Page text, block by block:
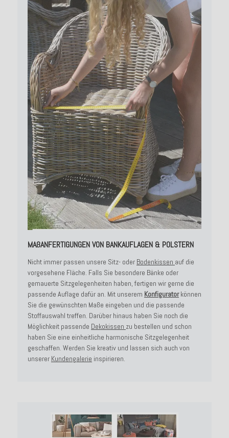
MAßANFERTIGUNGEN VON BANKAUFLAGEN & POLSTERN
Nicht immer passen unsere Sitz- oder Bodenkissen auf die
vorgesehene Fläche. Falls Sie besondere Bänke oder
gemauerte Sitzgelegenheiten haben, fertigen wir gerne die
passende Auflage dafür an. Mit unserem Konfigurator können
Sie die gewünschten Maße eingeben und die passende
Stoffauswahl treffen. Darüber hinaus haben Sie noch die
Möglichkeit passende Dekokissen zu bestellen und schon
haben Sie eine einheitliche harmonische Sitzgelegenheit
geschaffen. Werden Sie kreativ und lassen sich auch von
unserer Kundengalerie inspirieren.